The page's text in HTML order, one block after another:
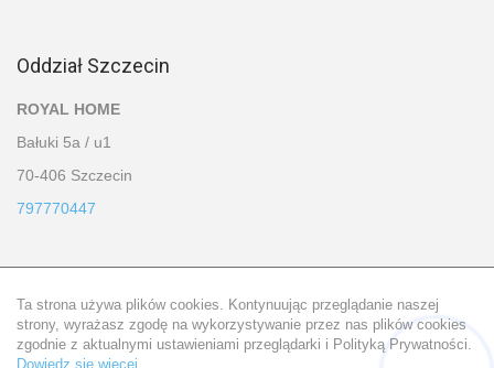
Oddział Szczecin
ROYAL HOME
Bałuki 5a / u1
70-406 Szczecin
797770447
Ta strona używa plików cookies. Kontynuując przeglądanie naszej
strony, wyrażasz zgodę na wykorzystywanie przez nas plików cookies
zgodnie z aktualnymi ustawieniami przeglądarki i Polityką Prywatności.
Dowiedz się więcej